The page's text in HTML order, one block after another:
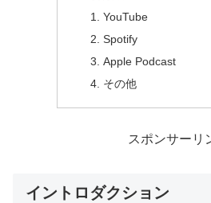
YouTube
Spotify
Apple Podcast
その他
スポンサーリ
イントロダクション